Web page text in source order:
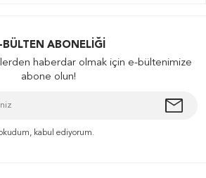
BÜLTEN ABONELIĞI
haberdar olmak için e-bültenimize
abone olun!
kabul ediyorum.